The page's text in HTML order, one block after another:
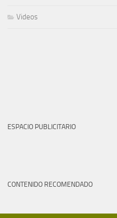
Videos
ESPACIO PUBLICITARIO
CONTENIDO RECOMENDADO